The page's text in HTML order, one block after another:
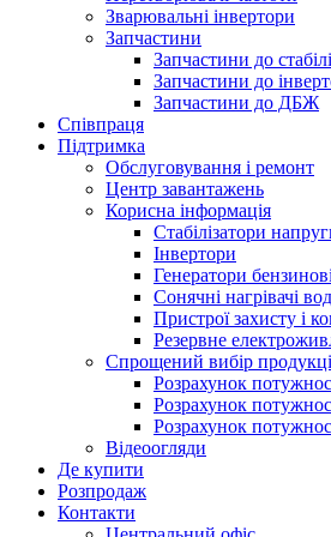
Зварювальні інвертори
Запчастини
Запчастини до
Запчастини до
Запчастини до ДБЖ
Співпраця
Підтримка
Обслуговування і ремонт
Центр завантажень
Корисна інформація
Стабілізатори
Інвертори
Генератори бензинові
Сонячні нагрівачі
Пристрої захисту і
Резервне
Спрощений вибір
Розрахунок
Розрахунок
Розрахунок
Відеоогляди
Де купити
Розпродаж
Контакти